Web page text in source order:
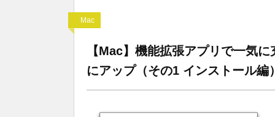
Mac
【Mac】機能拡張アプリで一気
にアップ（その1 インストール編